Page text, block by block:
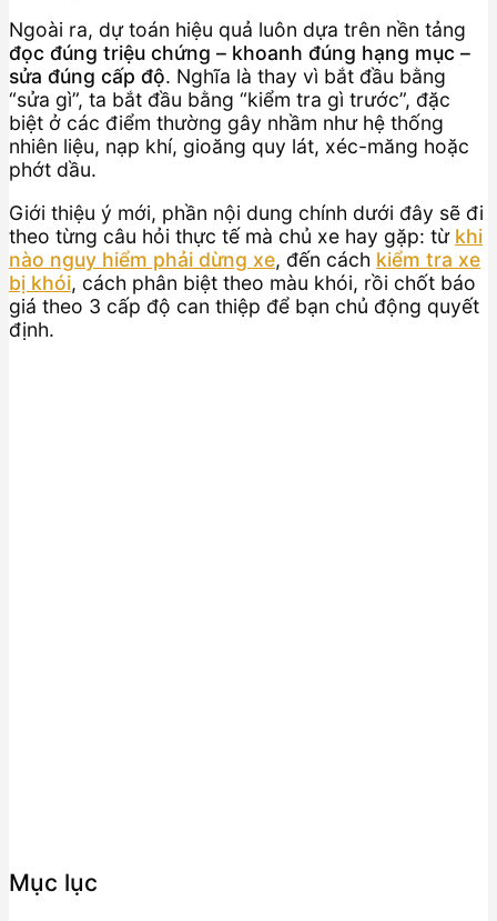
Ngoài ra, dự toán hiệu quả luôn dựa trên nền tảng
đọc đúng triệu chứng – khoanh đúng hạng mục –
sửa đúng cấp độ. Nghĩa là thay vì bắt đầu bằng
“sửa gì”, ta bắt đầu bằng “kiểm tra gì trước”, đặc
biệt ở các điểm thường gây nhầm như hệ thống
nhiên liệu, nạp khí, gioăng quy lát, xéc-măng hoặc
phớt dầu.
Giới thiệu ý mới, phần nội dung chính dưới đây sẽ đi
theo từng câu hỏi thực tế mà chủ xe hay gặp: từ khi
nào nguy hiểm phải dừng xe, đến cách kiểm tra xe
bị khói, cách phân biệt theo màu khói, rồi chốt báo
giá theo 3 cấp độ can thiệp để bạn chủ động quyết
định.
Mục lục